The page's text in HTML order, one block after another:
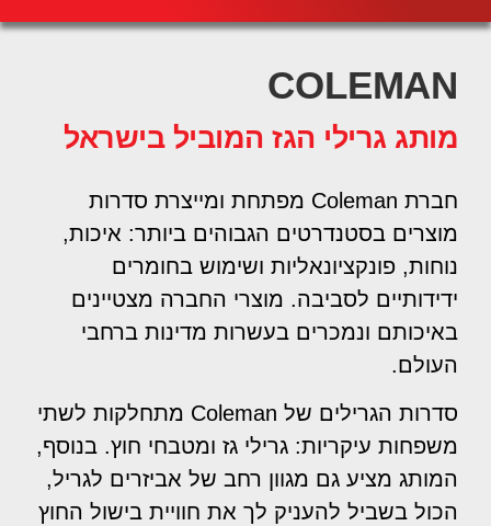
מותג גרילי הגז
המוביל בישראל
COLEMAN
מותג גרילי הגז המוביל בישראל
חברת Coleman מפתחת ומייצרת סדרות
מוצרים בסטנדרטים הגבוהים ביותר: איכות,
נוחות, פונקציונאליות ושימוש בחומרים
ידידותיים לסביבה. מוצרי החברה מצטיינים
באיכותם ונמכרים בעשרות מדינות ברחבי
העולם.
סדרות הגרילים של Coleman מתחלקות לשתי
משפחות עיקריות: גרילי גז ומטבחי חוץ. בנוסף,
המותג מציע גם מגוון רחב של אביזרים לגריל,
הכול בשביל להעניק לך את חוויית בישול החוץ